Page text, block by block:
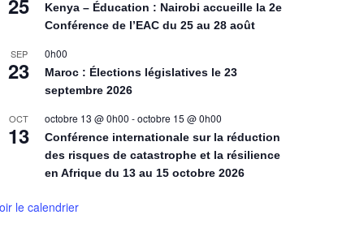
25
Kenya – Éducation : Nairobi accueille la 2e
Conférence de l’EAC du 25 au 28 août
SEP
23
0h00
Maroc : Élections législatives le 23
septembre 2026
OCT
13
octobre 13 @ 0h00 -octobre 15 @ 0h00
Conférence internationale sur la réduction
des risques de catastrophe et la résilience
en Afrique du 13 au 15 octobre 2026
le calendrier